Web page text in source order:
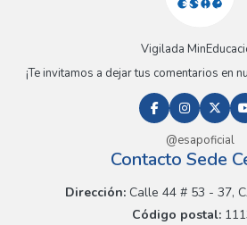
Vigilada
¡Te invitamos a dejar tus comentarios en
@esapoficial
Contacto Sede
Dirección:Calle 44 # 53 - 37,
Código postal: